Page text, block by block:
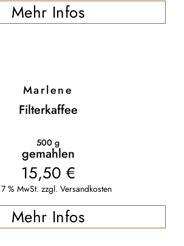
Mehr Infos
Marlene
Filterkaffee
500 g
gemahlen
15,50 €
% MwSt. zzgl. Versandkosten
Mehr Infos